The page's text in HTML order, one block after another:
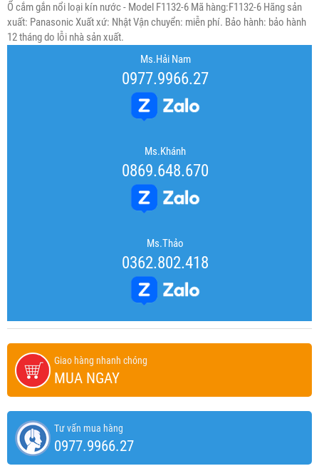
Ổ cắm gắn nổi loại kín nước - Model F1132-6 Mã hàng:F1132-6 Hãng sản
xuất: Panasonic Xuất xứ: Nhật Vận chuyển: miễn phí. Bảo hành: bảo hành
12 tháng do lỗi nhà sản xuất.
Ms.Hải Nam
0977.9966.27
Ms.Khánh
0869.648.670
Ms.Thảo
0362.802.418
Giao hàng nhanh chóng
MUA NGAY
Tư vấn mua hàng
0977.9966.27